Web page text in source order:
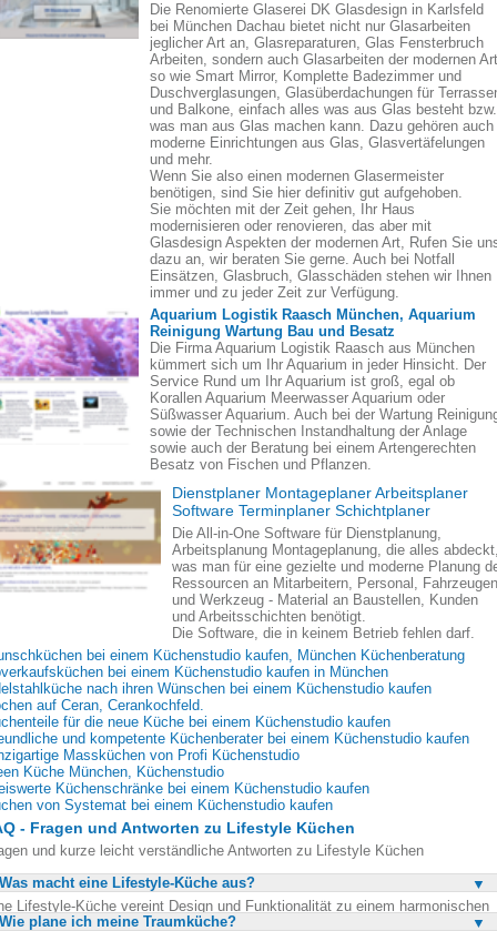
Die Renomierte Glaserei DK Glasdesign in Karlsfeld
bei München Dachau bietet nicht nur Glasarbeiten
jeglicher Art an, Glasreparaturen, Glas Fensterbruch
Arbeiten, sondern auch Glasarbeiten der modernen
so wie Smart Mirror, Komplette Badezimmer und
Duschverglasungen, Glasüberdachungen für
und Balkone, einfach alles was aus Glas besteht bzw.
was man aus Glas machen kann. Dazu gehören auch
moderne Einrichtungen aus Glas, Glasvertäfelungen
und mehr.
Wenn Sie also einen modernen Glasermeister
benötigen, sind Sie hier definitiv gut aufgehoben.
Sie möchten mit der Zeit gehen, Ihr Haus
modernisieren oder renovieren, das aber mit
Glasdesign Aspekten der modernen Art, Rufen Sie
dazu an, wir beraten Sie gerne. Auch bei Notfall
Einsätzen, Glasbruch, Glasschäden stehen wir Ihnen
immer und zu jeder Zeit zur Verfügung.
Aquarium Logistik Raasch München, Aquarium
Reinigung Wartung Bau und Besatz
Die Firma Aquarium Logistik Raasch aus München
kümmert sich um Ihr Aquarium in jeder Hinsicht. Der
Service Rund um Ihr Aquarium ist groß, egal ob
Korallen Aquarium Meerwasser Aquarium oder
Süßwasser Aquarium. Auch bei der Wartung
sowie der Technischen Instandhaltung der Anlage
sowie auch der Beratung bei einem Artengerechten
Besatz von Fischen und Pflanzen.
Dienstplaner Montageplaner Arbeitsplaner
Software Terminplaner Schichtplaner
Die All-in-One Software für Dienstplanung,
Arbeitsplanung Montageplanung, die alles abdeckt,
was man für eine gezielte und moderne Planung
Ressourcen an Mitarbeitern, Personal, Fahrzeugen
und Werkzeug - Material an Baustellen, Kunden
und Arbeitsschichten benötigt.
Die Software, die in keinem Betrieb fehlen darf.
bei einem Küchenstudio kaufen, München Küchenberatung
bei einem Küchenstudio kaufen in München
nach ihren Wünschen bei einem Küchenstudio kaufen
auf Ceran, Cerankochfeld.
für die neue Küche bei einem Küchenstudio kaufen
und kompetente Küchenberater bei einem Küchenstudio kaufen
Massküchen von Profi Küchenstudio
Küche München, Küchenstudio
Küchenschränke bei einem Küchenstudio kaufen
von Systemat bei einem Küchenstudio kaufen
- Fragen und Antworten zu Lifestyle Küchen
und kurze leicht verständliche Antworten zu Lifestyle Küchen
macht eine Lifestyle-Küche aus?
Lifestyle-Küche vereint Design und Funktionalität zu einem harmonischen
Sie ist nicht nur ein Ort zum Kochen, sondern auch ein Statussymbol
plane ich meine Traumküche?